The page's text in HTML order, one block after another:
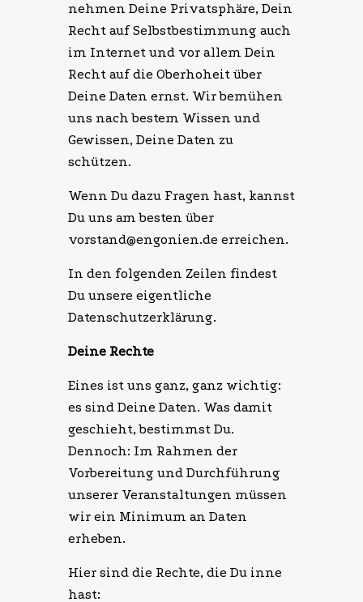
nehmen Deine Privatsphäre, Dein
Recht auf Selbstbestimmung auch
im Internet und vor allem Dein
Recht auf die Oberhoheit über
Deine Daten ernst. Wir bemühen
uns nach bestem Wissen und
Gewissen, Deine Daten zu
schützen.
Wenn Du dazu Fragen hast, kannst
Du uns am besten über
vorstand@engonien.de erreichen.
In den folgenden Zeilen findest
Du unsere eigentliche
Datenschutzerklärung.
Deine Rechte
Eines ist uns ganz, ganz wichtig:
es sind Deine Daten. Was damit
geschieht, bestimmst Du.
Dennoch: Im Rahmen der
Vorbereitung und Durchführung
unserer Veranstaltungen müssen
wir ein Minimum an Daten
erheben.
Hier sind die Rechte, die Du inne
hast: